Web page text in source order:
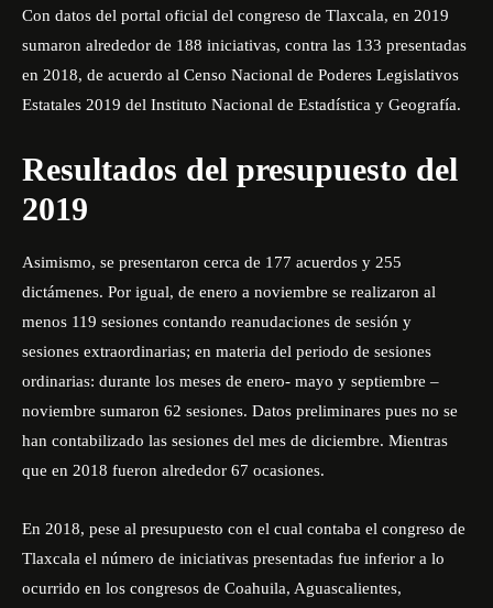
Con datos del portal oficial del congreso de Tlaxcala, en 2019
sumaron alrededor de 188 iniciativas, contra las 133 presentadas
en 2018, de acuerdo al Censo Nacional de Poderes Legislativos
Estatales 2019 del Instituto Nacional de Estadística y Geografía.
Resultados del presupuesto del
2019
Asimismo, se presentaron cerca de 177 acuerdos y 255
dictámenes. Por igual, de enero a noviembre se realizaron al
menos 119 sesiones contando reanudaciones de sesión y
sesiones extraordinarias; en materia del periodo de sesiones
ordinarias: durante los meses de enero- mayo y septiembre –
noviembre sumaron 62 sesiones. Datos preliminares pues no se
han contabilizado las sesiones del mes de diciembre. Mientras
que en 2018 fueron alrededor 67 ocasiones.
En 2018, pese al presupuesto con el cual contaba el congreso de
Tlaxcala el número de iniciativas presentadas fue inferior a lo
ocurrido en los congresos de Coahuila, Aguascalientes,